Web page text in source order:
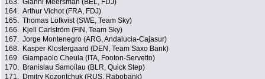
163. Gianni Meersman (BEL, FDJ)
164. Arthur Vichot (FRA, FDJ)
165. Thomas Löfkvist (SWE, Team Sky)
166.
Kjell Carlström (FIN, Team Sky)
167. Jorge Montenegro (ARG, Andalucia-Cajasur)
168.
Kasper Klostergaard (DEN, Team Saxo Bank)
169. Giampaolo Cheula (ITA, Footon-Servetto)
170.
Branislau Samoilau (BLR, Quick Step)
171.
Dmitry Kozontchuk (RUS, Rabobank)